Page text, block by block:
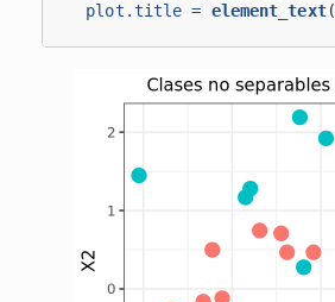
plot.title = element_text(